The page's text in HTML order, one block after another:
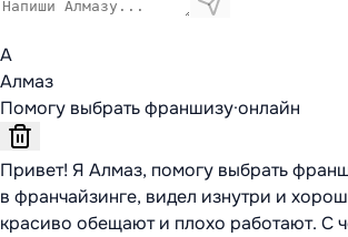
А
Алмаз
Помогу выбрать франшизу·онлайн
Привет! Я Алмаз, помогу выбрать
в франчайзинге, видел изнутри и
красиво обещают и плохо работают. С